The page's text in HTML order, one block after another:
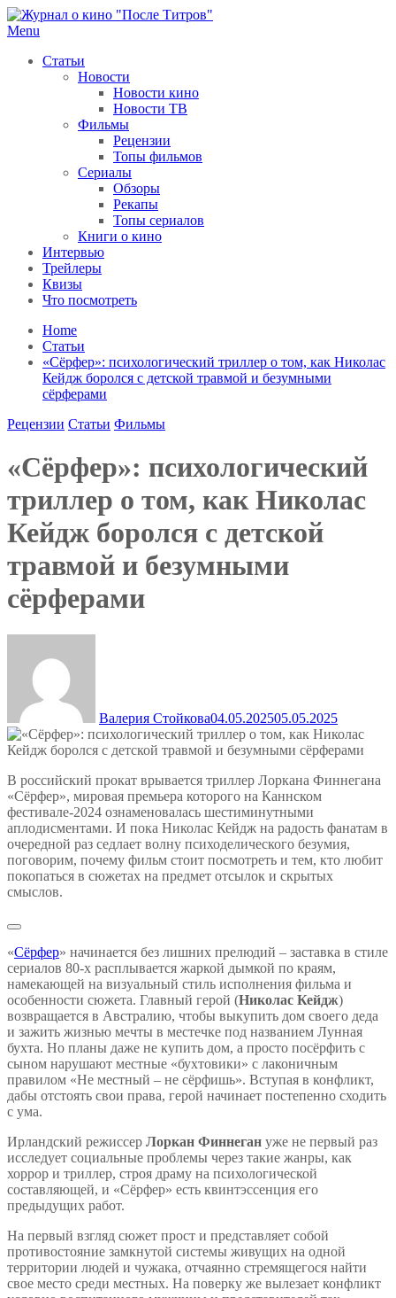
Skip
to
Menu
Статьи
Новости
Новости кино
Новости ТВ
Фильмы
Рецензии
Топы фильмов
Сериалы
Обзоры
Рекапы
Топы сериалов
Книги о кино
Интервью
Трейлеры
Квизы
Что посмотреть
Home
Статьи
«Сёрфер»: психологический триллер о том, как Николас
Кейдж боролся с детской травмой и безумными
сёрферами
Рецензии Статьи Фильмы
«Сёрфер»: психологический
триллер о том, как Николас
Кейдж боролся с детской
травмой и безумными
сёрферами
Валерия Стойкова04.05.202505.05.2025
В российский прокат врывается триллер Лоркана Финнегана
«Сёрфер», мировая премьера которого на Каннском
фестивале-2024 ознаменовалась шестиминутными
аплодисментами. И пока Николас Кейдж на радость фанатам в
очередной раз седлает волну психоделического безумия,
поговорим, почему фильм стоит посмотреть и тем, кто любит
покопаться в сюжетах на предмет отсылок и скрытых
смыслов.
«Сёрфер» начинается без лишних прелюдий – заставка в стиле
сериалов 80-х расплывается жаркой дымкой по краям,
намекающей на визуальный стиль исполнения фильма и
особенности сюжета. Главный герой (Николас Кейдж)
возвращается в Австралию, чтобы выкупить дом своего деда
и зажить жизнью мечты в местечке под названием Лунная
бухта. Но планы даже не купить дом, а просто посёрфить с
сыном нарушают местные «бухтовики» с лаконичным
правилом «Не местный – не сёрфишь». Вступая в конфликт,
дабы отстоять свои права, герой начинает постепенно сходить
с ума.
Ирландский режиссер Лоркан Финнеган уже не первый раз
исследует социальные проблемы через такие жанры, как
хоррор и триллер, строя драму на психологической
составляющей, и «Сёрфер» есть квинтэссенция его
предыдущих работ.
На первый взгляд сюжет прост и представляет собой
противостояние замкнутой системы живущих на одной
территории людей и чужака, отчаянно стремящегося найти
свое место среди местных. На поверку же вылезает конфликт